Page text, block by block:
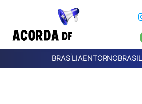
BRASÍLIAENTORNOBRASIL